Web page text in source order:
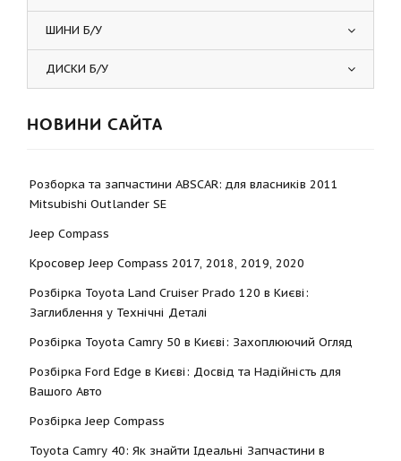
ШИНИ Б/У
ДИСКИ Б/У
НОВИНИ САЙТА
Розборка та запчастини ABSCAR: для власників 2011
Mitsubishi Outlander SE
Jeep Compass
Кросовер Jeep Compass 2017, 2018, 2019, 2020
Розбірка Toyota Land Cruiser Prado 120 в Києві:
Заглиблення у Технічні Деталі
Розбірка Toyota Camry 50 в Києві: Захоплюючий Огляд
Розбірка Ford Edge в Києві: Досвід та Надійність для
Вашого Авто
Розбірка Jeep Compass
Toyota Camry 40: Як знайти Ідеальні Запчастини в